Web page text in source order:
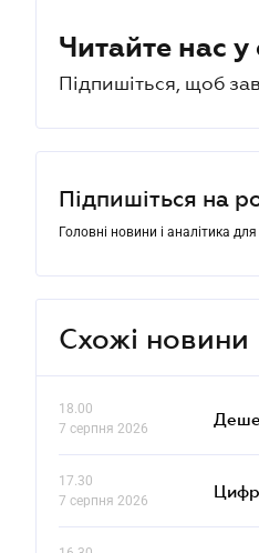
Читайте нас
Підпишіться, щоб
Підпишіться на
Головні новини і аналітика
Схожі новини
18.00
7 серпня 2026
17.30
7 серпня 2026